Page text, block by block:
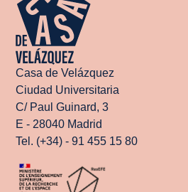
Casa de Velázquez
Ciudad Universitaria
C/ Paul Guinard, 3
E - 28040 Madrid
Tel. (+34) - 91 455 15 80